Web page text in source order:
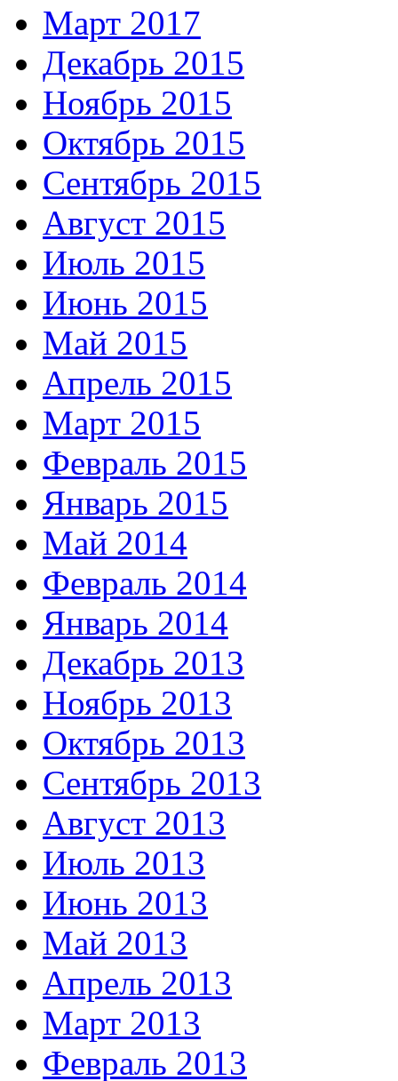
Март 2017
Декабрь 2015
Ноябрь 2015
Октябрь 2015
Сентябрь 2015
Август 2015
Июль 2015
Июнь 2015
Май 2015
Апрель 2015
Март 2015
Февраль 2015
Январь 2015
Май 2014
Февраль 2014
Январь 2014
Декабрь 2013
Ноябрь 2013
Октябрь 2013
Сентябрь 2013
Август 2013
Июль 2013
Июнь 2013
Май 2013
Апрель 2013
Март 2013
Февраль 2013